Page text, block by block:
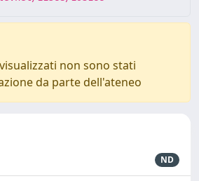
non sono stati
da parte dell'ateneo
ND